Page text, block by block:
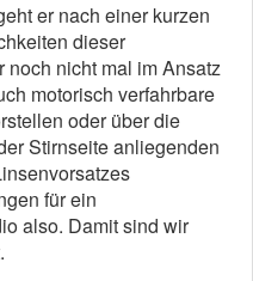
er nach einer kurzen
dieser
nicht mal im Ansatz
motorisch verfahrbare
oder über die
Stirnseite anliegenden
für ein
also. Damit sind wir